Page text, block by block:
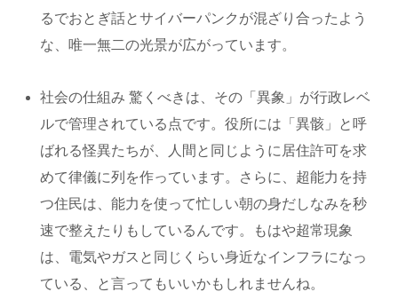
るでおとぎ話とサイバーパンクが混ざり合ったよう
な、唯一無二の光景が広がっています。
社会の仕組み 驚くべきは、その「異象」が行政レベ
ルで管理されている点です。役所には「異骸」と呼
ばれる怪異たちが、人間と同じように居住許可を求
めて律儀に列を作っています。さらに、超能力を持
つ住民は、能力を使って忙しい朝の身だしなみを秒
速で整えたりもしているんです。もはや超常現象
は、電気やガスと同じくらい身近なインフラになっ
ている、と言ってもいいかもしれませんね。